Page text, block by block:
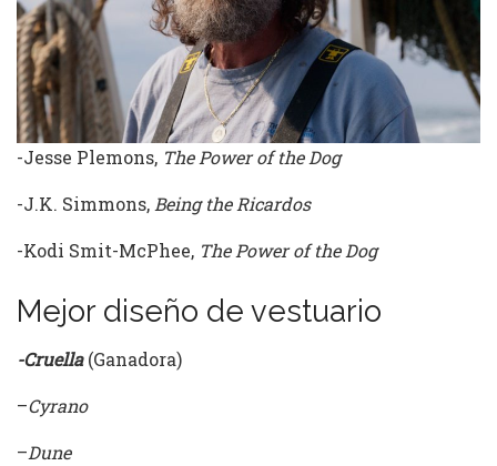
-Jesse Plemons, The Power of the Dog
-J.K. Simmons,Being the Ricardos
-Kodi Smit-McPhee, The Power of the Dog
Mejor diseño de vestuario
-Cruella(Ganadora)
–Cyrano
–Dune